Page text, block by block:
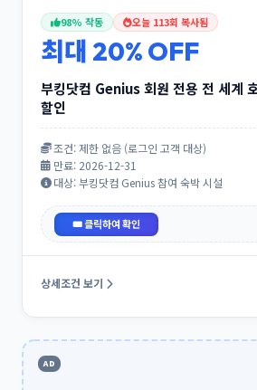
98% 작동 오늘 113회 복사됨
최대 20% OFF
부킹닷컴 Genius 회원 전용 전 세계
할인
조건: 제한 없음 (로그인 고객 대상)
만료: 2026-12-31
대상: 부킹닷컴 Genius 참여 숙박 시설
GENIUS
상세조건 보기
AD